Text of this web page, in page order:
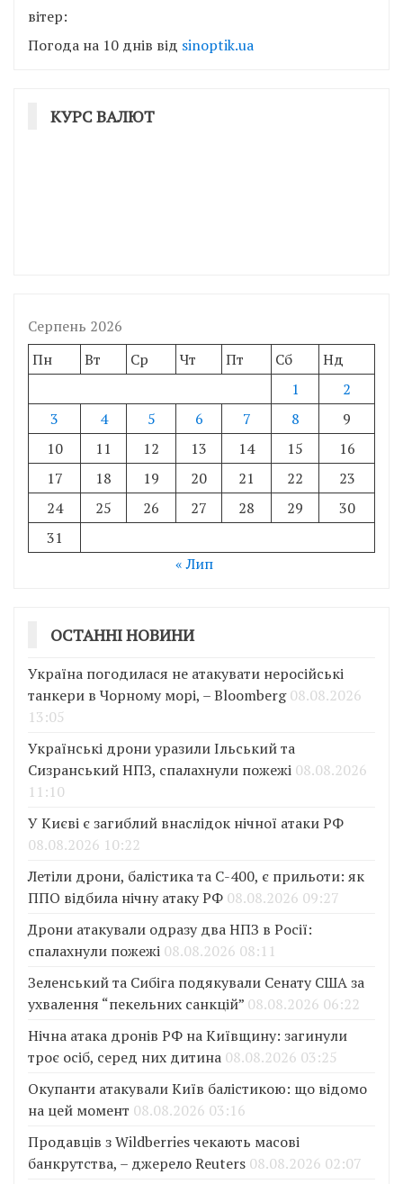
вітер:
Погода на 10 днів від sinoptik.ua
КУРС ВАЛЮТ
Серпень 2026
Пн
Вт Ср Чт Пт Сб
Нд
1
2
3
4 5 6 7 8
9
10
11 12 13 14 15
16
17
18 19 20 21 22
23
24
25 26 27 28 29
30
31
« Лип
ОСТАННІ НОВИНИ
Україна погодилася не атакувати неросійські
танкери в Чорному морі, – Bloomberg 08.08.2026
13:05
Українські дрони уразили Ільський та
Сизранський НПЗ, спалахнули пожежі 08.08.2026
11:10
У Києві є загиблий внаслідок нічної атаки РФ
08.08.2026 10:22
Летіли дрони, балістика та С-400, є прильоти: як
ППО відбила нічну атаку РФ 08.08.2026 09:27
Дрони атакували одразу два НПЗ в Росії:
спалахнули пожежі 08.08.2026 08:11
Зеленський та Сибіга подякували Сенату США за
ухвалення “пекельних санкцій” 08.08.2026 06:22
Нічна атака дронів РФ на Київщину: загинули
троє осіб, серед них дитина 08.08.2026 03:25
Окупанти атакували Київ балістикою: що відомо
на цей момент 08.08.2026 03:16
Продавців з Wildberries чекають масові
банкрутства, – джерело Reuters 08.08.2026 02:07